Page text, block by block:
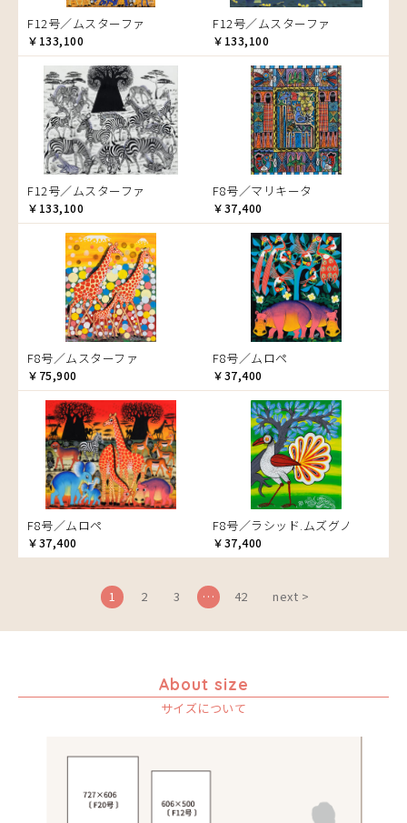
トカゲ
トンボ
日常
ニワトリ
バオバブの木
バッファロー
花
ヒョウ
フクロウ
ブドウの木
フラミンゴ
ヘビ
ペンギン
星空
マーケット
マサイ
マンゴーの木
水浴び
湖
夕日
ライオン
漁
ワニ
F12号／ムスターファ
￥133,100
F12号／ムスターファ
￥133,100
F12号／ムスターファ
￥133,100
F8号／マリキータ
￥37,400
F8号／ムスターファ
￥75,900
F8号／ムロペ
￥37,400
F8号／ムロペ
￥37,400
F8号／ラシッド.ムズグノ
￥37,400
1 2 3 … 42 next >
About size
サイズについて